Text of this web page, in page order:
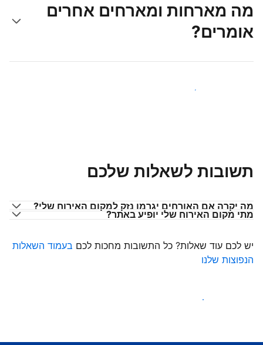
מה מארחות ומארחים אחרים
אומרים?
הצטרפו למארחים כמוכם
תשובות לשאלות שלכם
מה יקרה אם האורחים יגרמו נזק למקום האירוח שלי?
מתי מקום האירוח שלי יופיע באתר?
יש לכם עוד שאלות? כל התשובות מחכות לכם בעמוד השאלות
הנפוצות שלנו
התחילו לקבל אורחים